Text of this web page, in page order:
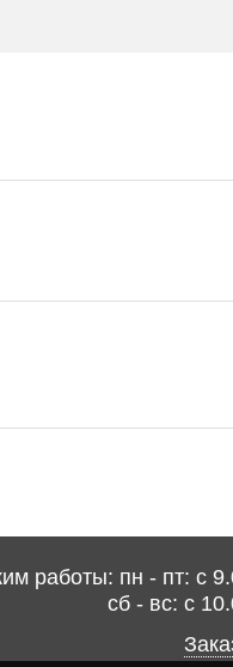
работы: пн - пт: с
сб - вс: с